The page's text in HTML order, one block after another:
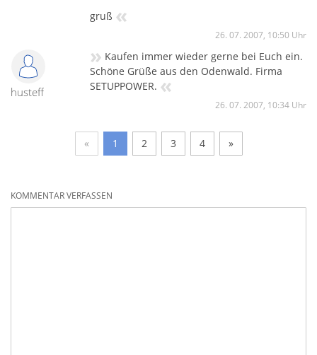
gruß «
26. 07. 2007, 10:50 Uhr
husteff
» Kaufen immer wieder gerne bei Euch ein.
Schöne Grüße aus den Odenwald. Firma
SETUPPOWER. «
26. 07. 2007, 10:34 Uhr
« 1 2 3 4 »
KOMMENTAR VERFASSEN